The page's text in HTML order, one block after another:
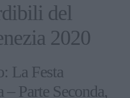
del
2020
La Festa
– Parte Seconda,